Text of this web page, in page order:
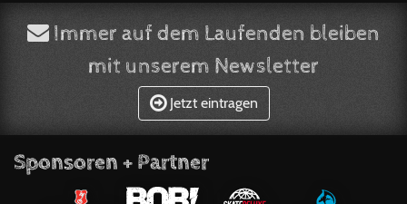
Immer auf dem Laufenden bleiben
mit unserem Newsletter
Jetzt eintragen
Sponsoren + Partner